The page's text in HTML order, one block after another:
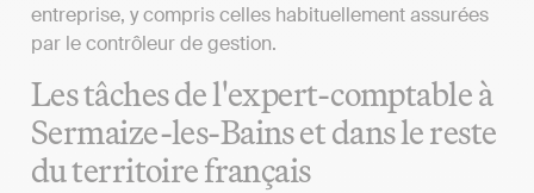
entreprise, y compris celles habituellement assurées
par le contrôleur de gestion.
Les tâches de l'expert-comptable à
Sermaize-les-Bains et dans le reste
du territoire français